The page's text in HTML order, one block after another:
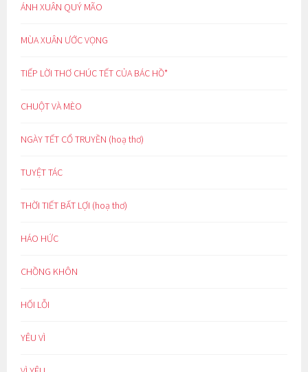
ÁNH XUÂN QUÝ MÃO
MÙA XUÂN ƯỚC VỌNG
TIẾP LỜI THƠ CHÚC TẾT CỦA BÁC HỒ*
CHUỘT VÀ MÈO
NGÀY TẾT CỔ TRUYỀN (hoạ thơ)
TUYỆT TÁC
THỜI TIẾT BẤT LỢI (hoạ thơ)
HÁO HỨC
CHỒNG KHÔN
HỐI LỖI
YÊU VÌ